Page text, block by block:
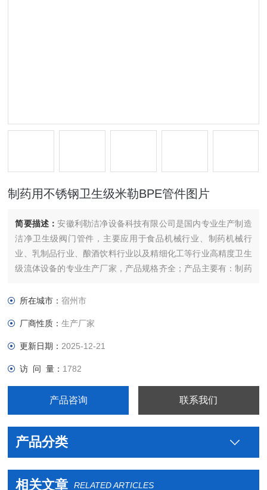
制药用不锈钢卫生级米勒BPE管件图片
简要描述：安徽利勒洁净设备科技有限公司是国内专业生产制造
洁净卫生级阀门管件，主要应用于食品机械行业、制药机械行
业、乳制品行业、酿酒饮料行业以及精细化工等行业高精度卫生
级流体设备的专业生产厂家，产品规格齐全；产品主要有：制药
法兰，真空管件，真空弯头，真空三通，真空大小头，ISO法
所在城市：宿州市
厂商性质：生产厂家
更新日期： 2025-12-21
访 问 量： 1782
产品咨询 联系我们
产品分类
相关文章 RELATED ARTICLES